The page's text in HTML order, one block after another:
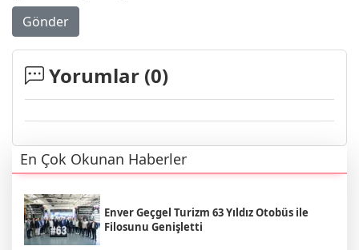
Gönder
Yorumlar (0)
En Çok Okunan Haberler
Enver Geçgel Turizm 63 Yıldız Otobüs ile
Filosunu Genişletti